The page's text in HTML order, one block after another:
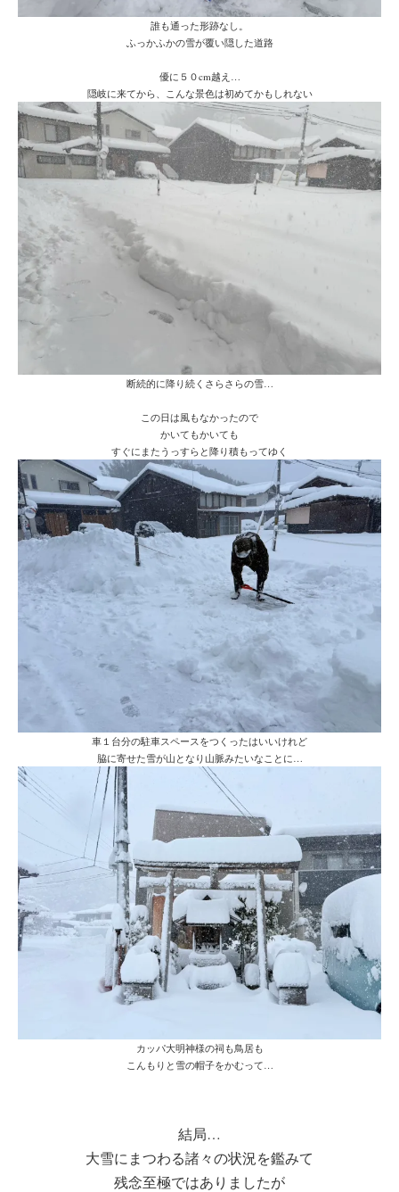
誰も通った形跡なし。
ふっかふかの雪が覆い隠した道路
優に５０cm越え…
隠岐に来てから、こんな景色は初めてかもしれない
断続的に降り続くさらさらの雪…
この日は風もなかったので
かいてもかいても
すぐにまたうっすらと降り積もってゆく
車１台分の駐車スペースをつくったはいいけれど
脇に寄せた雪が山となり山脈みたいなことに…
カッパ大明神様の祠も鳥居も
こんもりと雪の帽子をかむって…
結局…
大雪にまつわる諸々の状況を鑑みて
残念至極ではありましたが